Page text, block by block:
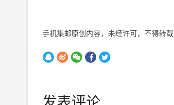
手机集邮原创内容，未经许可，不得转载